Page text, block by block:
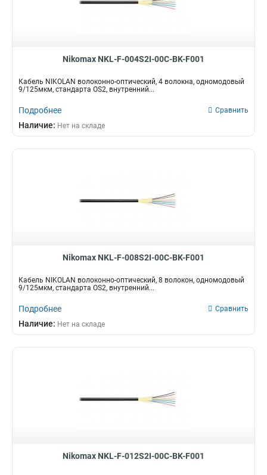
Nikomax NKL-F-004S2I-00C-BK-F001
Кабель NIKOLAN волоконно-оптический, 4 волокна, одномодовый
9/125мкм, стандарта OS2, внутренний...
Подробнее Сравнить
Наличие: Нет на складе
Nikomax NKL-F-008S2I-00C-BK-F001
Кабель NIKOLAN волоконно-оптический, 8 волокон, одномодовый
9/125мкм, стандарта OS2, внутренний...
Подробнее Сравнить
Наличие: Нет на складе
Nikomax NKL-F-012S2I-00C-BK-F001